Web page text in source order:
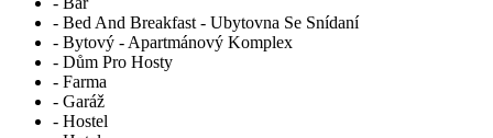
- Bed And Breakfast - Ubytovna Se Snídaní
- Bytový - Apartmánový Komplex
- Dům Pro Hosty
- Farma
- Garáž
- Hostel